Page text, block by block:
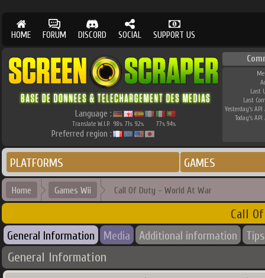
HOME FORUM DISCORD SOCIAL SUPPORT US
Language :
Translate W.I.P. 98% 71% 92% 77% 94%
Preferred region :
Last
Last
Yesterday's API
Today's API
PLATFORMS GAMES
Home Games Wii Call Of Duty - World At War
Call
General Information Media Additional information Tips
General Information